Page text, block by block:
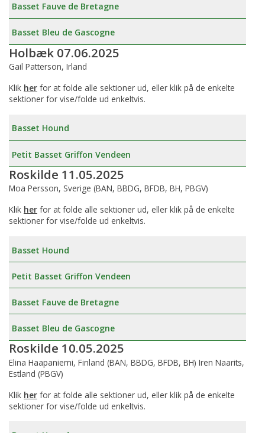
Basset Fauve de Bretagne
Basset Bleu de Gascogne
Holbæk 07.06.2025
Gail Patterson, Irland
Klik her for at folde alle sektioner ud, eller klik på de enkelte
sektioner for vise/folde ud enkeltvis.
Basset Hound
Petit Basset Griffon Vendeen
Roskilde 11.05.2025
Moa Persson, Sverige (BAN, BBDG, BFDB, BH, PBGV)
Klik her for at folde alle sektioner ud, eller klik på de enkelte
sektioner for vise/folde ud enkeltvis.
Basset Hound
Petit Basset Griffon Vendeen
Basset Fauve de Bretagne
Basset Bleu de Gascogne
Roskilde 10.05.2025
Elina Haapaniemi, Finland (BAN, BBDG, BFDB, BH) Iren Naarits,
Estland (PBGV)
Klik her for at folde alle sektioner ud, eller klik på de enkelte
sektioner for vise/folde ud enkeltvis.